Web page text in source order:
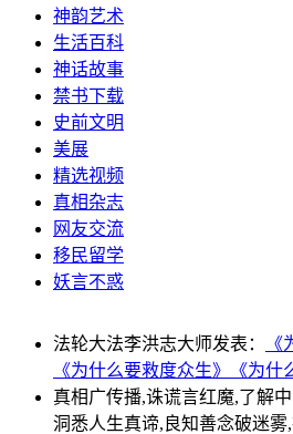
神韵艺术
生活百科
神话故事
禁书下载
史前文明
美展
精选视频
真相杂志
网友交流
移民留学
妖言不惑
法轮大法李洪志大师发表：
《
《为什么要救度众生》
《为什
真相广传播,诛谎言红魔,了解
洞悉人生真谛,良知善念破迷